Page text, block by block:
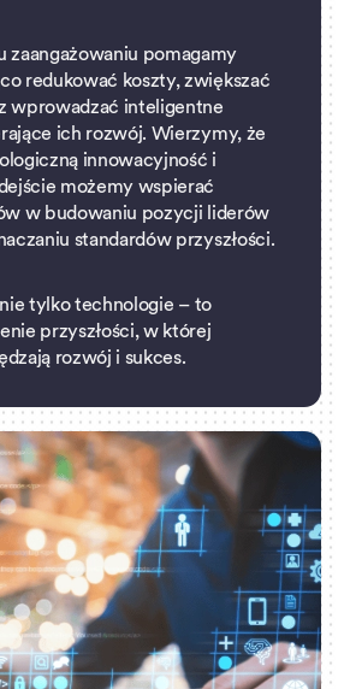
zaangażowaniu pomagamy
redukować koszty, zwiększać
wprowadzać inteligentne
ich rozwój. Wierzymy, że
innowacyjność i
możemy wspierać
w budowaniu pozycji liderów
standardów przyszłości.
nie tylko technologie – to
przyszłości, w której
rozwój i sukces.